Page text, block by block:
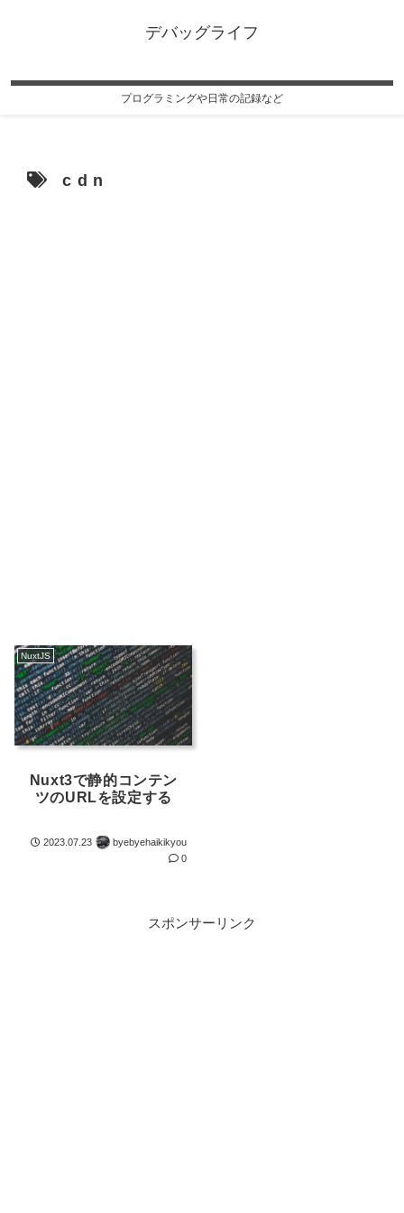
デバッグライフ
プログラミングや日常の記録など
cdn
NuxtJS
Nuxt3で静的コンテン
ツのURLを設定する
2023.07.23
byebyehaikikyou
0
スポンサーリンク